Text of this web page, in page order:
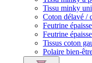
Tissu minky uni
Coton délavé /
Feutrine
Feutrine
Tissus coton
Polaire bien-